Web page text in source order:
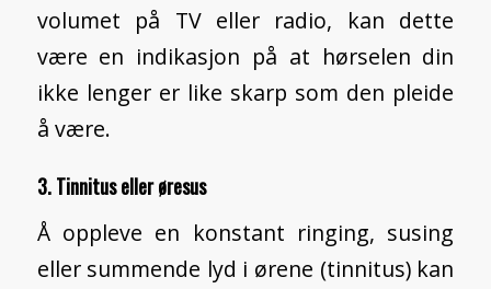
volumet på TV eller radio, kan dette
være en indikasjon på at hørselen din
ikke lenger er like skarp som den pleide
å være.
3. Tinnitus eller øresus
Å oppleve en konstant ringing, susing
eller summende lyd i ørene (tinnitus) kan